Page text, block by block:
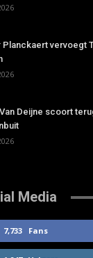
Planckaert vervoegt
Deijne scoort
Media
7,733 Fans